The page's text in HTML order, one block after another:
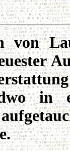
von
in